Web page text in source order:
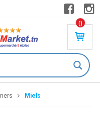
0
PR
DU
IT(
S)
Miels